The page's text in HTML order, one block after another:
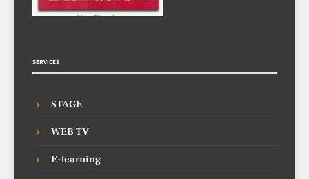
SERVICES
STAGE
WEB TV
E-learning